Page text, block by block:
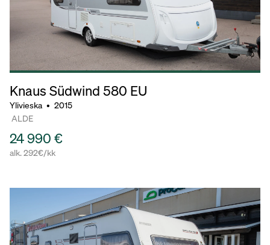
Knaus Südwind 580 EU
Ylivieska • 2015
ALDE
24 990 €
alk. 292€/kk